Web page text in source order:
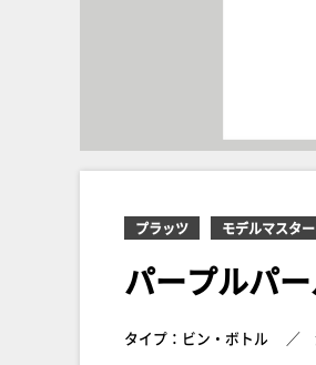
プラッツ モデルマスター
パープルパ
タイプ：ビン・ボトル